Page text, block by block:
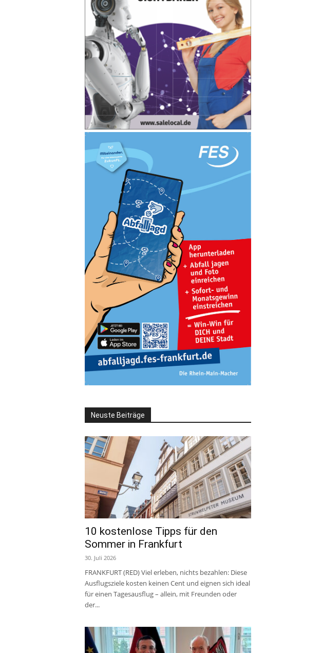
Neuste Beiträge
10 kostenlose Tipps für den
Sommer in Frankfurt
30. Juli 2026
FRANKFURT (RED) Viel erleben, nichts bezahlen: Diese
Ausflugsziele kosten keinen Cent und eignen sich ideal
für einen Tagesausflug – allein, mit Freunden oder
der...